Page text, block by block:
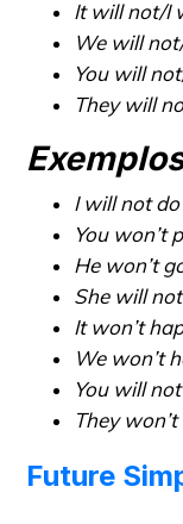
It will not/I
We will
You will
They will
I will not
You won’t
He won’t
She will
It won’t
We won’t
You will
They
Future